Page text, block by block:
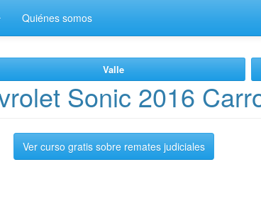
Quiénes somos
Valle
Sonic 2016
Ver curso gratis sobre remates judiciales